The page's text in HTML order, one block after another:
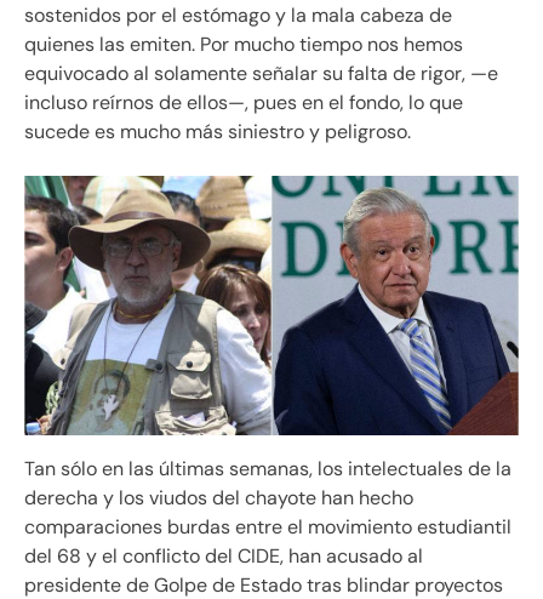
sostenidos por el estómago y la mala cabeza de
quienes las emiten. Por mucho tiempo nos hemos
equivocado al solamente señalar su falta de rigor, —e
incluso reírnos de ellos—, pues en el fondo, lo que
sucede es mucho más siniestro y peligroso.
Tan sólo en las últimas semanas, los intelectuales de la
derecha y los viudos del chayote han hecho
comparaciones burdas entre el movimiento estudiantil
del 68 y el conflicto del CIDE, han acusado al
presidente de Golpe de Estado tras blindar proyectos